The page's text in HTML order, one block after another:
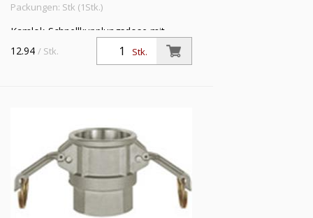
Packungen: Stk (1Stk.)
Kamlok-Schnellkupplungsdose mit
Innengewinde, Typ D, Aluminium, G 1
1/2, für Stecker-Ø 53 mm, Druck max.
Stk.
12.94 / Stk.